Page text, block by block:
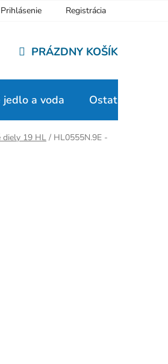
Prihlásenie Registrácia
KOŠÍK
PRÁZDNY KOŠÍK
jedlo a voda Ostatné
diely 19 HL / HL0555N.9E -